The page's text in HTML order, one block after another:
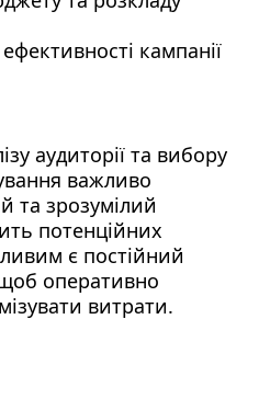
кампанії
аудиторії та вибору
важливо
та зрозумілий
потенційних
є постійний
оперативно
витрати.